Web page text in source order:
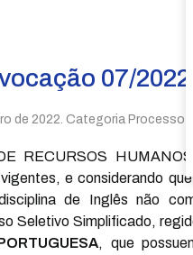
07/
de 2022. Categoria Processo
RECURSOS
e considerando
de Inglês não
Seletivo Simplificado,
, que